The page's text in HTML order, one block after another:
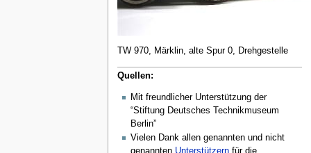
TW 970, Märklin, alte Spur 0, Drehgestelle
Quellen:
Mit freundlicher Unterstützung der
“Stiftung Deutsches Technikmuseum
Berlin”
Vielen Dank allen genannten und nicht